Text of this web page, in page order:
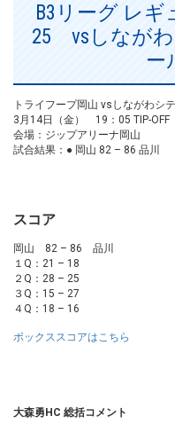
B3リーグ レギ
25 vsしなが
ー
トライフープ岡山 vsしながわシ
3月14日（金） 19：05 TIP-OFF
会場：ジップアリーナ岡山
試合結果：● 岡山 82 – 86 品川
スコア
岡山 82 – 86 品川
１Q：21 – 18
２Q：28 – 25
３Q：15 – 27
４Q：18 – 16
ボックススコアはこちら
大森勇HC 総括コメント